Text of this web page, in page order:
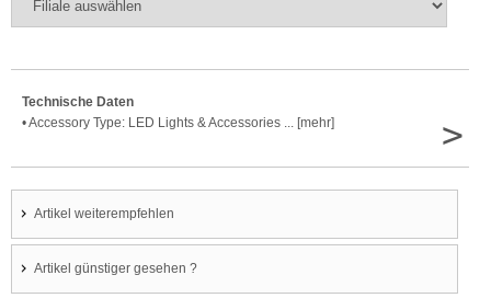
Technische Daten
• Accessory Type: LED Lights & Accessories ... [mehr]
>
Artikel weiterempfehlen
Artikel günstiger gesehen ?